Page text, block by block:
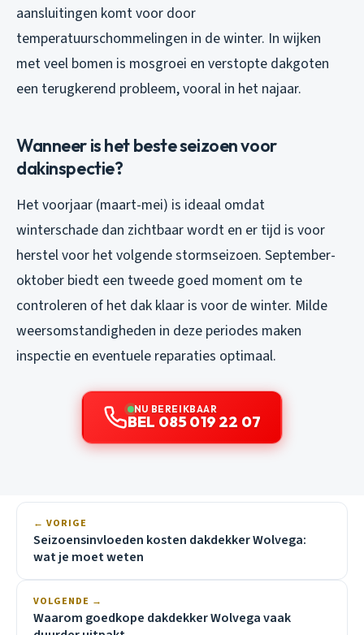
aansluitingen komt voor door
temperatuurschommelingen in de winter. In wijken
met veel bomen is mosgroei en verstopte dakgoten
een terugkerend probleem, vooral in het najaar.
Wanneer is het beste seizoen voor
dakinspectie?
Het voorjaar (maart-mei) is ideaal omdat
winterschade dan zichtbaar wordt en er tijd is voor
herstel voor het volgende stormseizoen. September-
oktober biedt een tweede goed moment om te
controleren of het dak klaar is voor de winter. Milde
weersomstandigheden in deze periodes maken
inspectie en eventuele reparaties optimaal.
NU BEREIKBAAR
BEL 085 019 22 07
← VORIGE
Seizoensinvloeden kosten dakdekker Wolvega:
wat je moet weten
VOLGENDE →
Waarom goedkope dakdekker Wolvega vaak